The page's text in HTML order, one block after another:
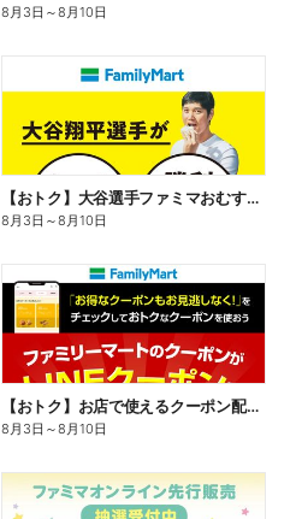
8月3日 ～8月10日
【おトク】大谷選手ファミマおむすび割
8月3日 ～8月10日
【おトク】お店で使えるクーポン配信中
8月3日 ～8月10日